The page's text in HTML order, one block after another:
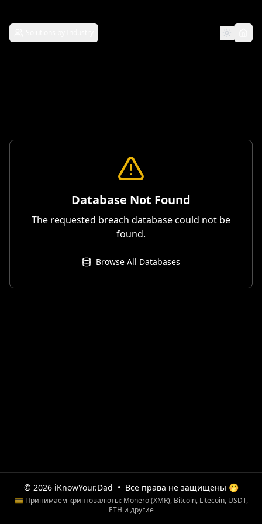
Database Not Found
The requested breach database could not be
found.
Browse All Databases
© 2026 iKnowYour.Dad • Все права не защищены 🤭
💳 Принимаем криптовалюты: Monero (XMR), Bitcoin, Litecoin, USDT,
ETH и другие